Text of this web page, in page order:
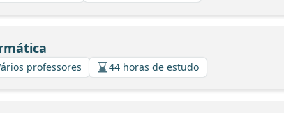
professores 44 horas de estudo